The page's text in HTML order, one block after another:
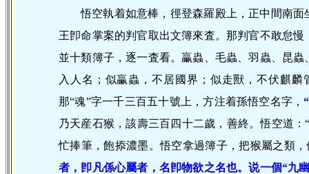
悟空執着如意棒，徑登森羅殿上，正中間南面
王卽命掌案的判官取出文簿來査。那判官不敢怠慢
並十類簿子，逐一査看。臝蟲、毛蟲、羽蟲、昆
入人名；似臝蟲，不居國界；似走獸，不伏麒
那“魂”字一千三百五十號上，方注着孫悟空名字，
乃天産石猴，該壽三百四十二歲，善終。悟空道
忙捧筆，飽掭濃墨。悟空拿過簿子，把猴屬之類
者，卽凡係心屬者，名卽物欲之名也。说一個“九